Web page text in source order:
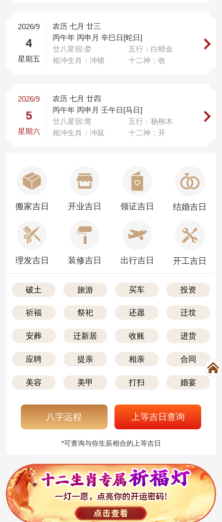
2026/9
4
星期五
农历 七月 廿三
丙午年 丙申月 辛巳日[蛇日]
廿八星宿:娄
五行：白蜡金
相冲生肖：冲猪
十二神：收
2026/9
5
星期六
农历 七月 廿四
丙午年 丙申月 壬午日[马日]
廿八星宿:胃
五行：杨柳木
相冲生肖：冲鼠
十二神：开
搬家吉日 开业吉日 领证吉日 结婚吉日
理发吉日 装修吉日 出行吉日 开工吉日
破土 旅游 买车 投资
祈福 祭祀 还愿 迁坟
安葬 迁新居 收账 进货
应聘 提亲 相亲 合同
美容 美甲 打扫 婚宴
八字运程 上等吉日查询
*可查询与你生辰相合的上等吉日